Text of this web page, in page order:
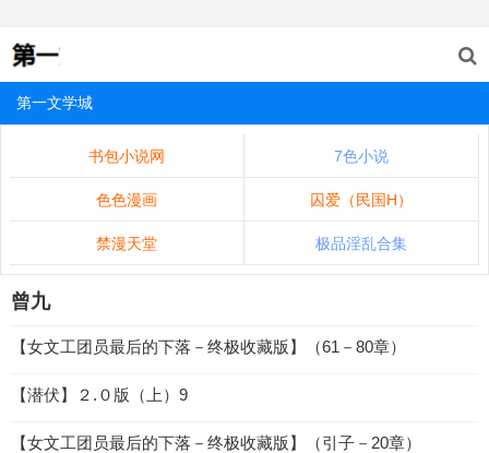
第一文学城
书包小说网 7色小说
色色漫画 囚爱（民国H）
禁漫天堂 极品淫乱合集
曾九
【女文工团员最后的下落－终极收藏版】（61－80章）
【潜伏】２.０版（上）9
【女文工团员最后的下落－终极收藏版】（引子－20章）